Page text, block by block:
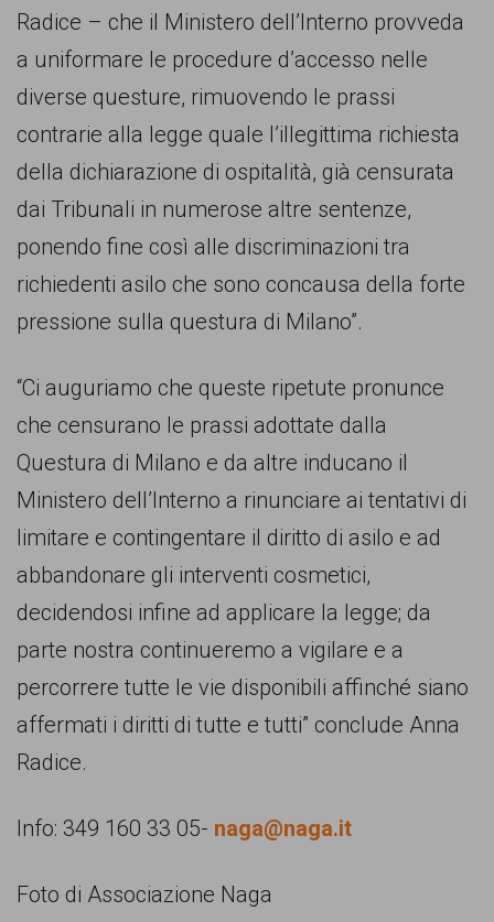
Radice – che il Ministero dell’Interno provveda
a uniformare le procedure d’accesso nelle
diverse questure, rimuovendo le prassi
contrarie alla legge quale l’illegittima richiesta
della dichiarazione di ospitalità, già censurata
dai Tribunali in numerose altre sentenze,
ponendo fine così alle discriminazioni tra
richiedenti asilo che sono concausa della forte
pressione sulla questura di Milano”.
“Ci auguriamo che queste ripetute pronunce
che censurano le prassi adottate dalla
Questura di Milano e da altre inducano il
Ministero dell’Interno a rinunciare ai tentativi di
limitare e contingentare il diritto di asilo e ad
abbandonare gli interventi cosmetici,
decidendosi infine ad applicare la legge; da
parte nostra continueremo a vigilare e a
percorrere tutte le vie disponibili affinché siano
affermati i diritti di tutte e tutti” conclude Anna
Radice.
Info: 349 160 33 05- naga@naga.it
Foto di Associazione Naga